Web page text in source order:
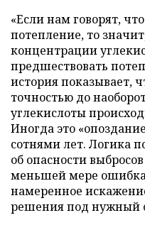
«Если нам говорят,
потепление, то
концентрации
предшествовать
история показывает,
точностью до
углекислоты
Иногда это
сотнями лет. Логика
об опасности
меньшей мере
намеренное
решения под нужный